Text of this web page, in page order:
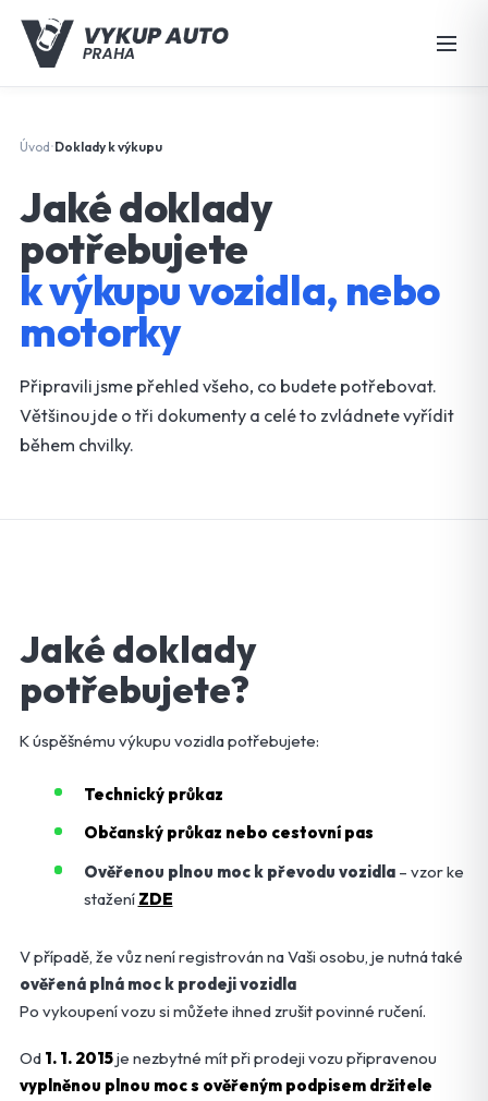
Úvod•Doklady k výkupu
Jaké doklady
potřebujete
k výkupu vozidla, nebo
motorky
Připravili jsme přehled všeho, co budete potřebovat.
Většinou jde o tři dokumenty a celé to zvládnete vyřídit
během chvilky.
Jaké doklady
potřebujete?
K úspěšnému výkupu vozidla potřebujete:
Technický průkaz
Občanský průkaz nebo cestovní pas
Ověřenou plnou moc k převodu vozidla– vzor ke
stažení ZDE
V případě, že vůz není registrován na Vaši osobu, je nutná také
ověřená plná moc k prodeji vozidla
Po vykoupení vozu si můžete ihned zrušit povinné ručení.
Od 1. 1. 2015je nezbytné mít při prodeji vozu připravenou
vyplněnou plnou moc s ověřeným podpisem držitele